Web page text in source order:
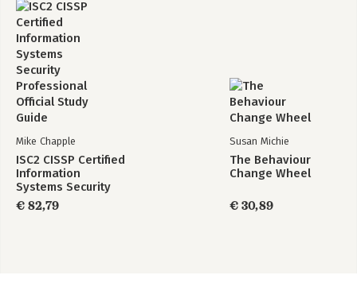
Mike Chapple
ISC2 CISSP Certified
Information
Systems Security
Professional
Official Study Guide
€ 82,79
Susan Michie
The Behaviour
Change Wheel
€ 30,89